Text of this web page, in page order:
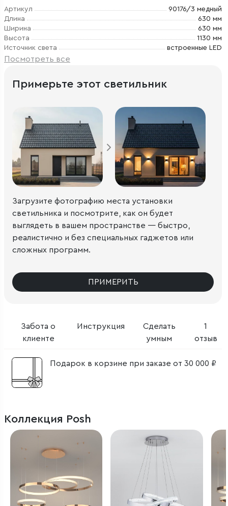
Артикул
90176/3 медный
Длина
630 мм
Ширина
630 мм
Высота
1130 мм
Источник света
встроенные LED
Посмотреть все
Забота о
клиенте
Инструкция
Сделать
умным
1
отзыв
Подарок в корзине при заказе от 30 000 ₽
Примерьте этот светильник
Загрузите фотографию места установки
светильника и посмотрите, как он будет
выглядеть в вашем пространстве — быстро,
реалистично и без специальных гаджетов или
сложных программ.
ПРИМЕРИТЬ
Коллекция Posh